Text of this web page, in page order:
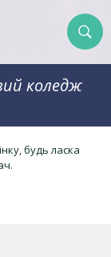
коледж
будь ласка